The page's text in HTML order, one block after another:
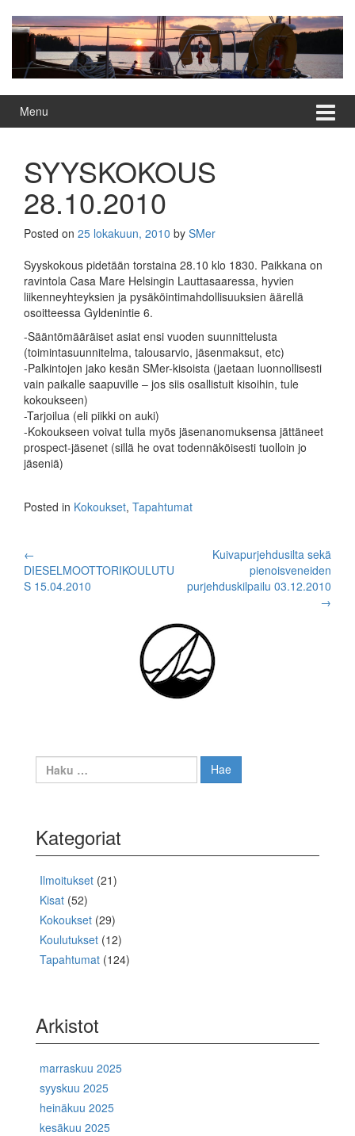
content
Menu
SYYSKOKOUS
28.10.2010
Posted on 25 lokakuun, 2010 by SMer
Syyskokous pidetään torstaina 28.10 klo 1830. Paikkana on
ravintola Casa Mare Helsingin Lauttasaaressa, hyvien
liikenneyhteyksien ja pysäköintimahdollisuuksien äärellä
osoitteessa Gyldenintie 6.
-Sääntömääräiset asiat ensi vuoden suunnittelusta
(toimintasuunnitelma, talousarvio, jäsenmaksut, etc)
-Palkintojen jako kesän SMer-kisoista (jaetaan luonnollisesti
vain paikalle saapuville – jos siis osallistuit kisoihin, tule
kokoukseen)
-Tarjoilua (eli piikki on auki)
-Kokoukseen voivat tulla myös jäsenanomuksensa jättäneet
prospect-jäsenet (sillä he ovat todennäköisesti tuolloin jo
jäseniä)
Posted in Kokoukset, Tapahtumat
Post
navigation
←
DIESELMOOTTORIKOULUTU
S 15.04.2010
Kuivapurjehdusilta sekä
pienoisveneiden
purjehduskilpailu 03.12.2010
→
Haku:
Kategoriat
Ilmoitukset (21)
Kisat (52)
Kokoukset (29)
Koulutukset (12)
Tapahtumat (124)
Arkistot
marraskuu 2025
syyskuu 2025
heinäkuu 2025
kesäkuu 2025